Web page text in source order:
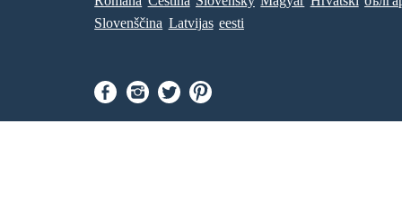
Slovenščina Latvijas eesti